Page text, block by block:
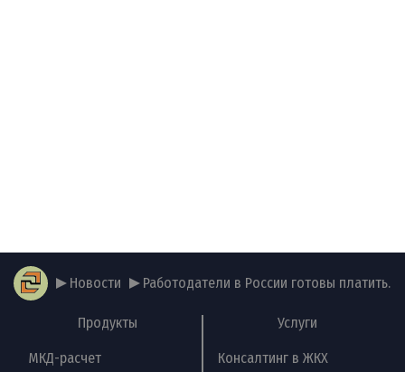
Новости Работодатели в России готовы платить...
Продукты
МКД-расчет
Услуги
Консалтинг в ЖКХ